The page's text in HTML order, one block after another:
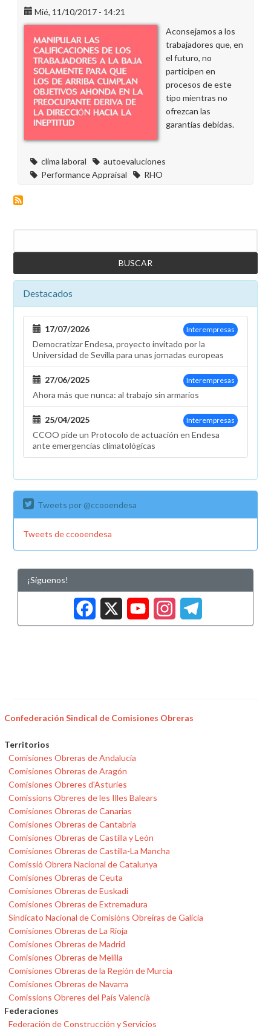
Mié, 11/10/2017 - 14:21
Aconsejamos a los
trabajadores que, en
el futuro, no
participen en
procesos de este
tipo mientras no
ofrezcan las
garantías debidas.
clima laboral
autoevaluciones
Performance Appraisal
RHO
Destacados
Interempresas
17/07/2026
Democratizar Endesa, proyecto invitado por la
Universidad de Sevilla para unas jornadas europeas
Interempresas
27/06/2025
Ahora más que nunca: al trabajo sin armarios
Interempresas
25/04/2025
CCOO pide un Protocolo de actuación en Endesa
ante emergencias climatológicas
Tweets por @ccooendesa
Tweets de ccooendesa
¡Síguenos!
Facebook
X
Confederación Sindical de Comisiones Obreras
Territorios
Comisiones Obreras de Andalucía
Comisiones Obreras de Aragón
Comisiones Obreres d'Asturies
Comissions Obreres de les Illes Balears
Comisiones Obreras de Canarias
Comisiones Obreras de Cantabria
Comisiones Obreras de Castilla y León
Comisiones Obreras de Castilla-La Mancha
Comissió Obrera Nacional de Catalunya
Comisiones Obreras de Ceuta
Comisiones Obreras de Euskadi
Comisiones Obreras de Extremadura
Sindicato Nacional de Comisións Obreiras de Galicia
Comisiones Obreras de La Rioja
Comisiones Obreras de Madrid
Comisiones Obreras de Melilla
Comisiones Obreras de la Región de Murcia
Comisiones Obreras de Navarra
Comissions Obreres del País Valencià
Federaciones
Federación de Construcción y Servicios